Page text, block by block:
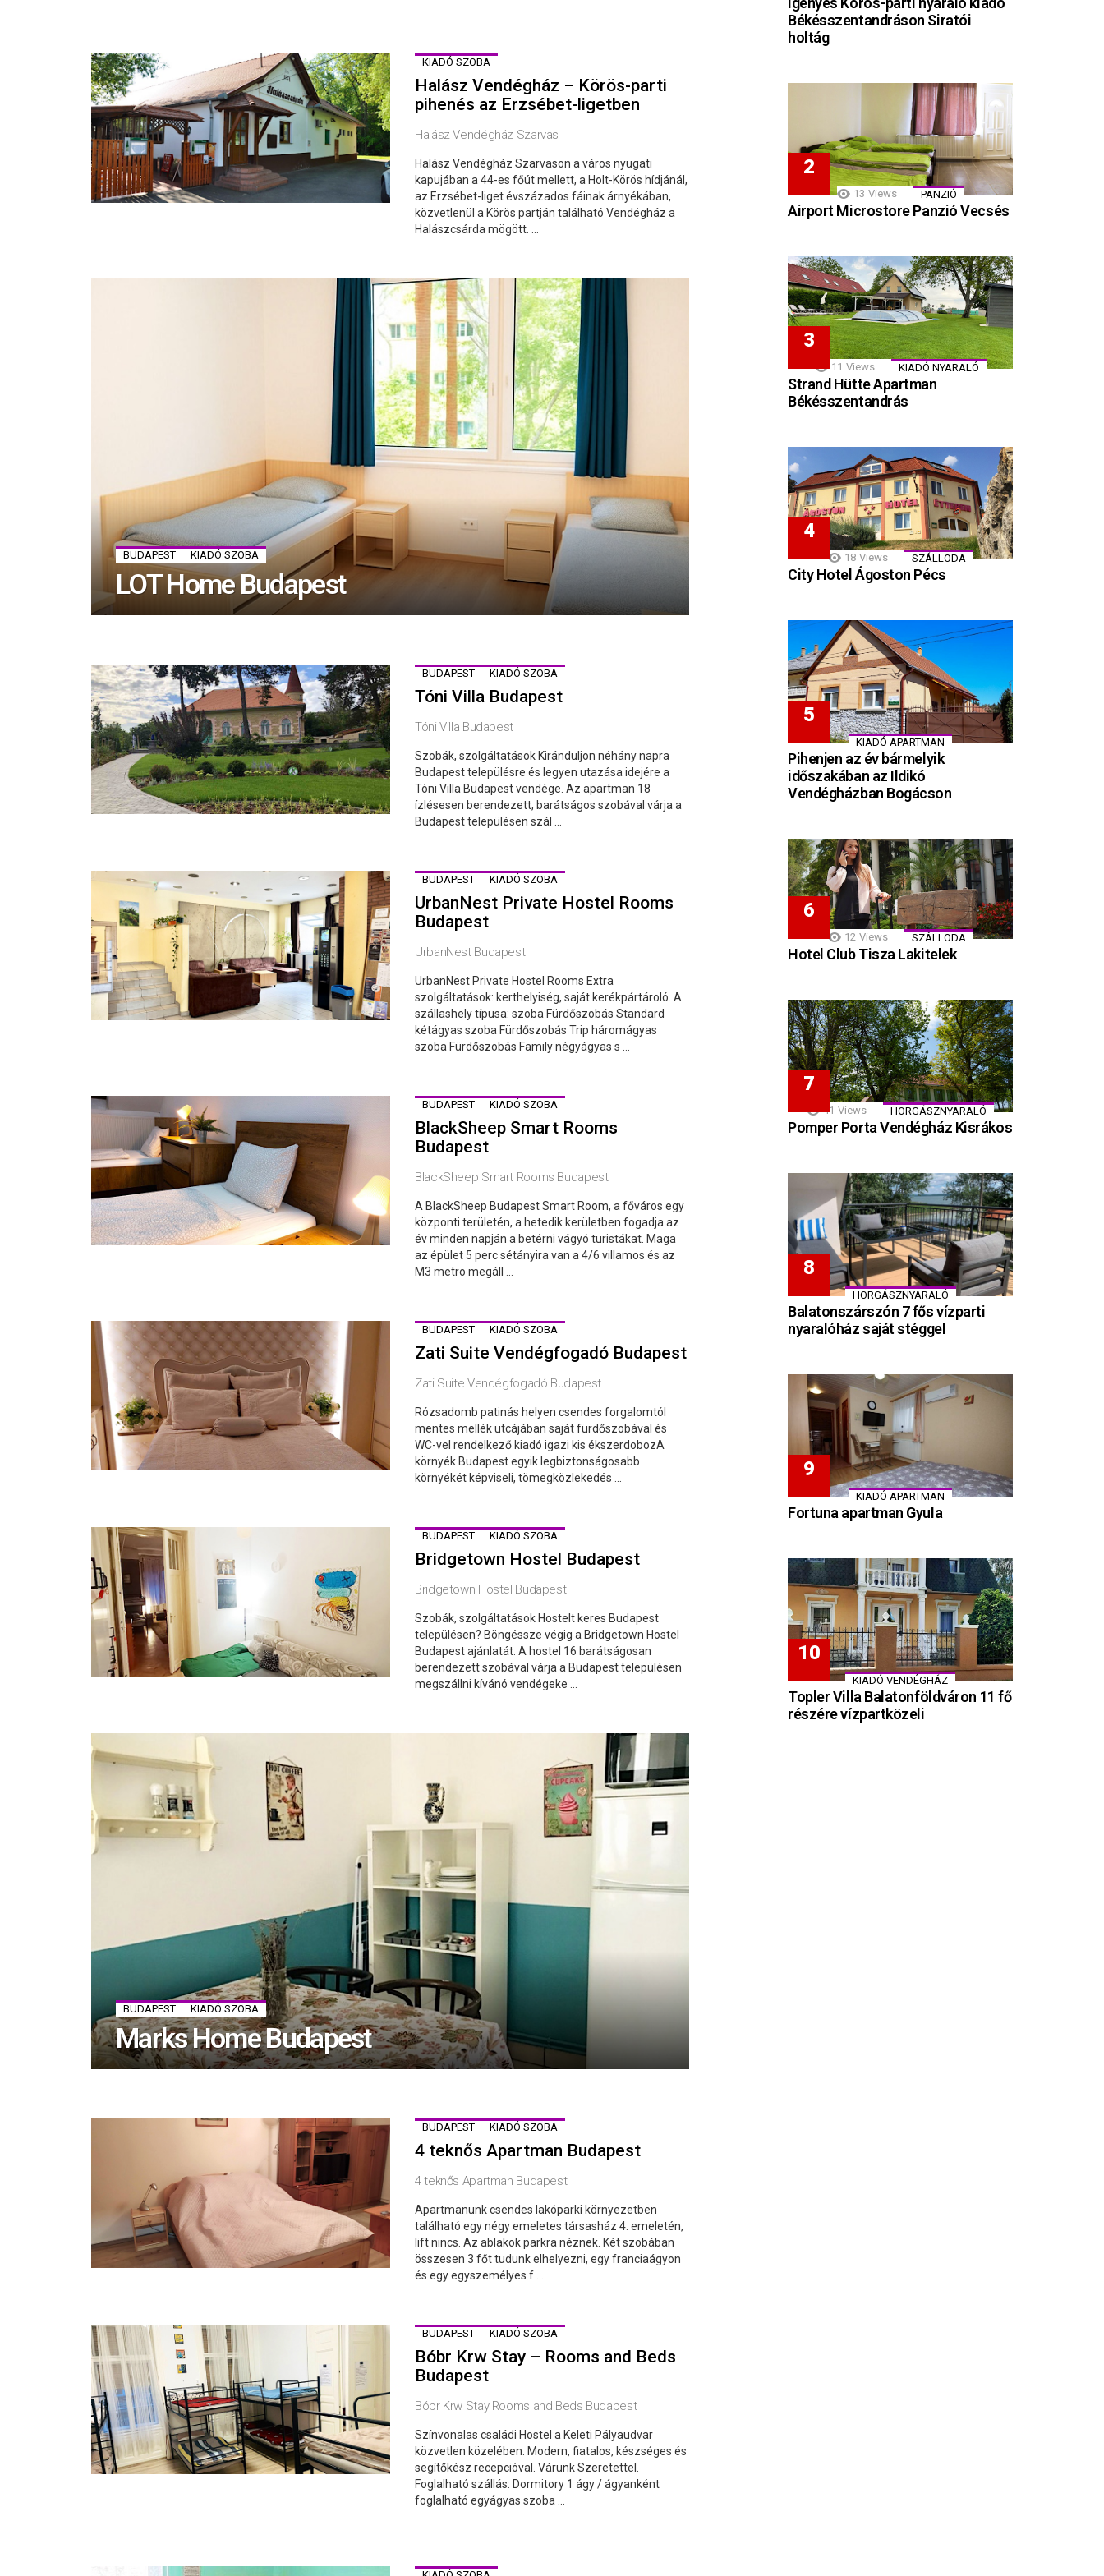
KIADÓ SZOBA
Halász Vendégház – Körös-parti
pihenés az Erzsébet-ligetben
Halász Vendégház Szarvas
Halász Vendégház Szarvason a város nyugati
kapujában a 44-es főút mellett, a Holt-Körös hídjánál,
az Erzsébet-liget évszázados fáinak árnyékában,
közvetlenül a Körös partján található Vendégház a
Halászcsárda mögött. ...
BUDAPEST KIADÓ SZOBA
LOT Home Budapest
BUDAPEST KIADÓ SZOBA
Tóni Villa Budapest
Tóni Villa Budapest
Szobák, szolgáltatások Kiránduljon néhány napra
Budapest településre és legyen utazása idejére a
Tóni Villa Budapest vendége. Az apartman 18
ízlésesen berendezett, barátságos szobával várja a
Budapest településen szál ...
BUDAPEST KIADÓ SZOBA
UrbanNest Private Hostel Rooms
Budapest
UrbanNest Budapest
UrbanNest Private Hostel Rooms Extra
szolgáltatások: kerthelyiség, saját kerékpártároló. A
szállashely típusa: szoba Fürdőszobás Standard
kétágyas szoba Fürdőszobás Trip háromágyas
szoba Fürdőszobás Family négyágyas s ...
BUDAPEST KIADÓ SZOBA
BlackSheep Smart Rooms
Budapest
BlackSheep Smart Rooms Budapest
A BlackSheep Budapest Smart Room, a főváros egy
központi területén, a hetedik kerületben fogadja az
év minden napján a betérni vágyó turistákat. Maga
az épület 5 perc sétányira van a 4/6 villamos és az
M3 metro megáll ...
BUDAPEST KIADÓ SZOBA
Zati Suite Vendégfogadó Budapest
Zati Suite Vendégfogadó Budapest
Rózsadomb patinás helyen csendes forgalomtól
mentes mellék utcájában saját fürdőszobával és
WC-vel rendelkező kiadó igazi kis ékszerdobozA
környék Budapest egyik legbiztonságosabb
környékét képviseli, tömegközlekedés ...
BUDAPEST KIADÓ SZOBA
Bridgetown Hostel Budapest
Bridgetown Hostel Budapest
Szobák, szolgáltatások Hostelt keres Budapest
településen? Böngéssze végig a Bridgetown Hostel
Budapest ajánlatát. A hostel 16 barátságosan
berendezett szobával várja a Budapest településen
megszállni kívánó vendégeke ...
BUDAPEST KIADÓ SZOBA
Marks Home Budapest
BUDAPEST KIADÓ SZOBA
4 teknős Apartman Budapest
4 teknős Apartman Budapest
Apartmanunk csendes lakóparki környezetben
található egy négy emeletes társasház 4. emeletén,
lift nincs. Az ablakok parkra néznek. Két szobában
összesen 3 főt tudunk elhelyezni, egy franciaágyon
és egy egyszemélyes f ...
BUDAPEST KIADÓ SZOBA
Bóbr Krw Stay – Rooms and Beds
Budapest
Bóbr Krw Stay Rooms and Beds Budapest
Színvonalas családi Hostel a Keleti Pályaudvar
közvetlen közelében. Modern, fiatalos, készséges és
segítőkész recepcióval. Várunk Szeretettel.
Foglalható szállás: Dormitory 1 ágy / ágyanként
foglalható egyágyas szoba ...
Békésszentandráson Siratói
holtág
13 Views PANZIÓ
Airport Microstore Panzió Vecsés
11 Views KIADÓ NYARALÓ
Strand Hütte Apartman
Békésszentandrás
18 Views SZÁLLODA
City Hotel Ágoston Pécs
KIADÓ APARTMAN
Pihenjen az év bármelyik
időszakában az Ildikó
Vendégházban Bogácson
12 Views SZÁLLODA
Hotel Club Tisza Lakitelek
41 Views HORGÁSZNYARALÓ
Pomper Porta Vendégház Kisrákos
HORGÁSZNYARALÓ
Balatonszárszón 7 fős vízparti
nyaralóház saját stéggel
KIADÓ APARTMAN
Fortuna apartman Gyula
KIADÓ VENDÉGHÁZ
Topler Villa Balatonföldváron 11 fő
részére vízpartközeli